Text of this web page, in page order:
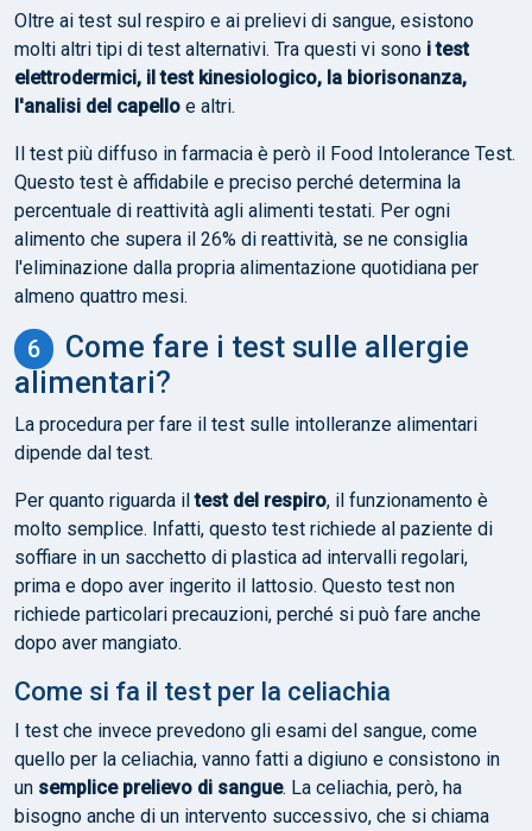
Oltre ai test sul respiro e ai prelievi di sangue, esistono
molti altri tipi di test alternativi. Tra questi vi sono i test
elettrodermici, il test kinesiologico, la biorisonanza,
l'analisi del capello e altri.
Il test più diffuso in farmacia è però il Food Intolerance Test.
Questo test è affidabile e preciso perché determina la
percentuale di reattività agli alimenti testati. Per ogni
alimento che supera il 26% di reattività, se ne consiglia
l'eliminazione dalla propria alimentazione quotidiana per
almeno quattro mesi.
Come fare i test sulle allergie
alimentari?
La procedura per fare il test sulle intolleranze alimentari
dipende dal test.
Per quanto riguarda iltest del respiro, il funzionamento è
molto semplice. Infatti, questo test richiede al paziente di
soffiare in un sacchetto di plastica ad intervalli regolari,
prima e dopo aver ingerito il lattosio. Questo test non
richiede particolari precauzioni, perché si può fare anche
dopo aver mangiato.
Come si fa il test per la celiachia
I test che invece prevedono gli esami del sangue, come
quello per la celiachia, vanno fatti a digiuno e consistono in
un semplice prelievo di sangue. La celiachia, però, ha
bisogno anche di un intervento successivo, che si chiama